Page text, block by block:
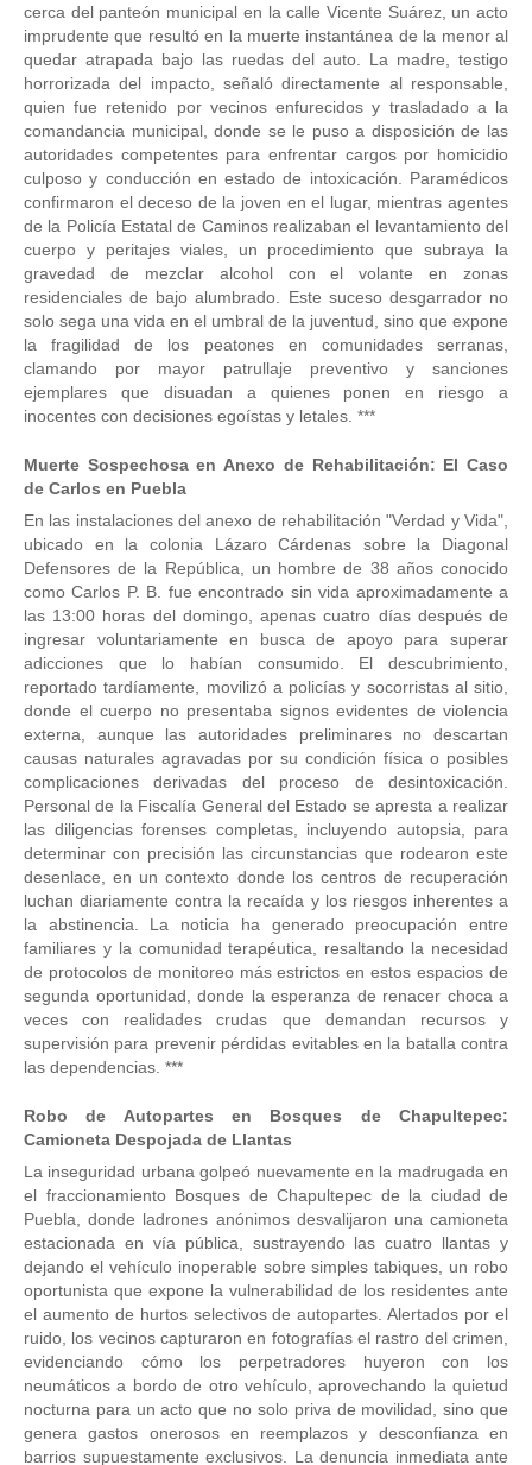
cerca del panteón municipal en la calle Vicente Suárez, un acto
imprudente que resultó en la muerte instantánea de la menor al
quedar atrapada bajo las ruedas del auto. La madre, testigo
horrorizada del impacto, señaló directamente al responsable,
quien fue retenido por vecinos enfurecidos y trasladado a la
comandancia municipal, donde se le puso a disposición de las
autoridades competentes para enfrentar cargos por homicidio
culposo y conducción en estado de intoxicación. Paramédicos
confirmaron el deceso de la joven en el lugar, mientras agentes
de la Policía Estatal de Caminos realizaban el levantamiento del
cuerpo y peritajes viales, un procedimiento que subraya la
gravedad de mezclar alcohol con el volante en zonas
residenciales de bajo alumbrado. Este suceso desgarrador no
solo sega una vida en el umbral de la juventud, sino que expone
la fragilidad de los peatones en comunidades serranas,
clamando por mayor patrullaje preventivo y sanciones
ejemplares que disuadan a quienes ponen en riesgo a
inocentes con decisiones egoístas y letales. ***
Muerte Sospechosa en Anexo de Rehabilitación: El Caso
de Carlos en Puebla
En las instalaciones del anexo de rehabilitación "Verdad y Vida",
ubicado en la colonia Lázaro Cárdenas sobre la Diagonal
Defensores de la República, un hombre de 38 años conocido
como Carlos P. B. fue encontrado sin vida aproximadamente a
las 13:00 horas del domingo, apenas cuatro días después de
ingresar voluntariamente en busca de apoyo para superar
adicciones que lo habían consumido. El descubrimiento,
reportado tardíamente, movilizó a policías y socorristas al sitio,
donde el cuerpo no presentaba signos evidentes de violencia
externa, aunque las autoridades preliminares no descartan
causas naturales agravadas por su condición física o posibles
complicaciones derivadas del proceso de desintoxicación.
Personal de la Fiscalía General del Estado se apresta a realizar
las diligencias forenses completas, incluyendo autopsia, para
determinar con precisión las circunstancias que rodearon este
desenlace, en un contexto donde los centros de recuperación
luchan diariamente contra la recaída y los riesgos inherentes a
la abstinencia. La noticia ha generado preocupación entre
familiares y la comunidad terapéutica, resaltando la necesidad
de protocolos de monitoreo más estrictos en estos espacios de
segunda oportunidad, donde la esperanza de renacer choca a
veces con realidades crudas que demandan recursos y
supervisión para prevenir pérdidas evitables en la batalla contra
las dependencias. ***
Robo de Autopartes en Bosques de Chapultepec:
Camioneta Despojada de Llantas
La inseguridad urbana golpeó nuevamente en la madrugada en
el fraccionamiento Bosques de Chapultepec de la ciudad de
Puebla, donde ladrones anónimos desvalijaron una camioneta
estacionada en vía pública, sustrayendo las cuatro llantas y
dejando el vehículo inoperable sobre simples tabiques, un robo
oportunista que expone la vulnerabilidad de los residentes ante
el aumento de hurtos selectivos de autopartes. Alertados por el
ruido, los vecinos capturaron en fotografías el rastro del crimen,
evidenciando cómo los perpetradores huyeron con los
neumáticos a bordo de otro vehículo, aprovechando la quietud
nocturna para un acto que no solo priva de movilidad, sino que
genera gastos onerosos en reemplazos y desconfianza en
barrios supuestamente exclusivos. La denuncia inmediata ante